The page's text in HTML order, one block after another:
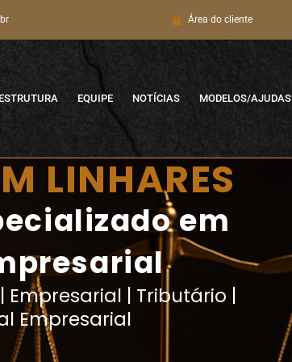
Área do cliente
ESTRUTURA EQUIPE NOTÍCIAS MODELOS/AJUDAS
LINHARES
em
Empresarial | Tributário |
Empresarial